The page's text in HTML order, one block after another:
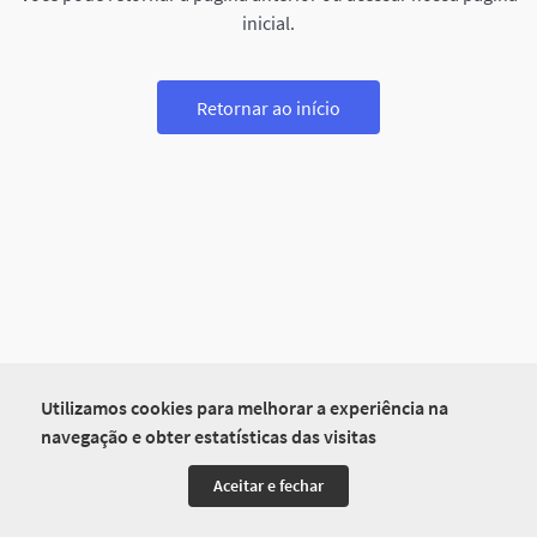
Utilizamos cookies para melhorar a experiência na
navegação e obter estatísticas das visitas
Aceitar e fechar
inicial.
Retornar ao início